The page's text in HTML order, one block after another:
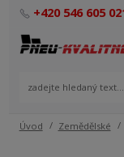
+420 546 605
Úvod Zemědělské